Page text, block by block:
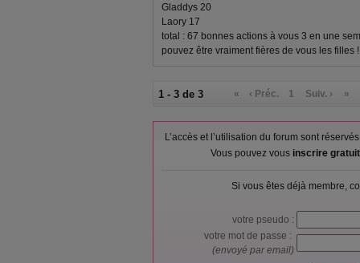
Gladdys 20
Laory 17
total : 67 bonnes actions à vous 3 en une
pouvez être vraiment fières de vous les filles
1 - 3 de 3 « ‹ Préc. 1 Suiv. › »
L’accès et l’utilisation du forum sont
Vous pouvez vous inscrire
Si vous êtes déjà membre,
votre pseudo :
votre mot de passe :
(envoyé par email)